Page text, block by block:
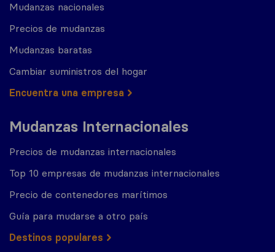
Mudanzas nacionales
Precios de mudanzas
Mudanzas baratas
Cambiar suministros del hogar
Encuentra una empresa
Mudanzas Internacionales
Precios de mudanzas internacionales
Top 10 empresas de mudanzas internacionales
Precio de contenedores marítimos
Guía para mudarse a otro país
Destinos populares